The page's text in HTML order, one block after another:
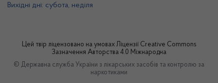
Вихідні дні: субота, неділя
Цей твір ліцензовано на умовах Ліцензії Creative Commons
Зазначення Авторства 4.0 Міжнародна
© Державна служба України з лікарських засобів та контролю за
наркотиками